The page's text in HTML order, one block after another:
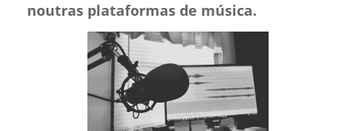
noutras plataformas de música.